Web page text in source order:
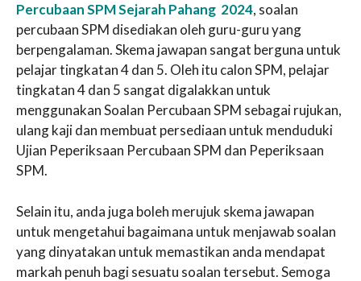
Percubaan SPM Sejarah Pahang 2024, soalan
percubaan SPM disediakan oleh guru-guru yang
berpengalaman. Skema jawapan sangat berguna untuk
pelajar tingkatan 4 dan 5. Oleh itu calon SPM, pelajar
tingkatan 4 dan 5 sangat digalakkan untuk
menggunakan Soalan Percubaan SPM sebagai rujukan,
ulang kaji dan membuat persediaan untuk menduduki
Ujian Peperiksaan Percubaan SPM dan Peperiksaan
SPM.
Selain itu, anda juga boleh merujuk skema jawapan
untuk mengetahui bagaimana untuk menjawab soalan
yang dinyatakan untuk memastikan anda mendapat
markah penuh bagi sesuatu soalan tersebut. Semoga